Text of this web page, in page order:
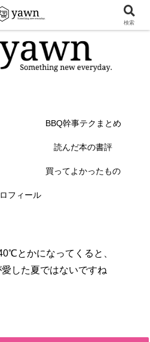
BBQ幹事テクまとめ
読んだ本の書評
買ってよかったもの
フィール
とかになってくると、
した夏ではないですね
検索